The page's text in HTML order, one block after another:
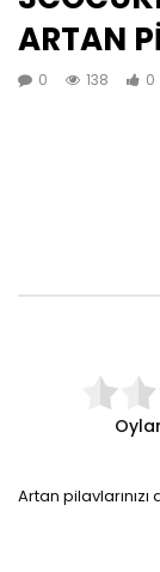
ARTAN
0 138 0
Artan